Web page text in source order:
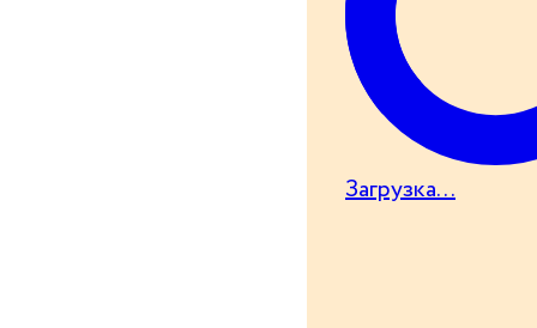
Загрузка...